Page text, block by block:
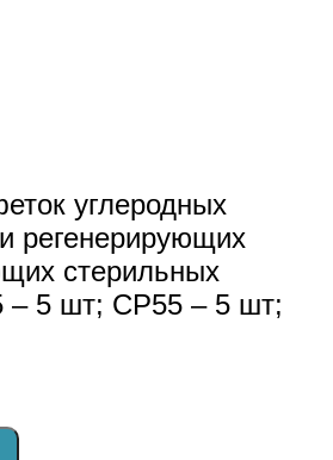
углеродных
регенерирующих
стерильных
– 5 шт; CP55 – 5 шт;